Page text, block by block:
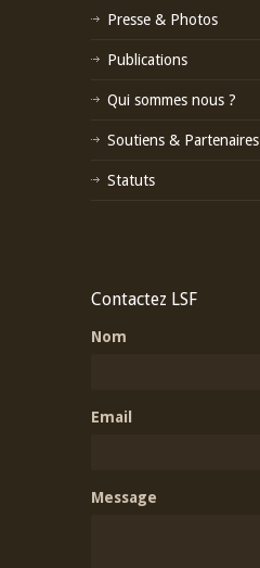
Presse & Photos
Publications
Qui sommes nous ?
Soutiens & Partenaires
Statuts
Contactez LSF
Nom
Email
Message